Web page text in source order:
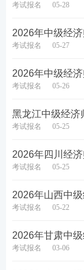
考试报名 05-28
2026年中级经
考试报名 05-27
2026年中级经
考试报名 05-26
黑龙江中级经济
考试报名 05-25
2026年四川经
考试报名 05-25
2026年山西中
考试报名 05-22
2026年甘肃中
考试报名 03-06